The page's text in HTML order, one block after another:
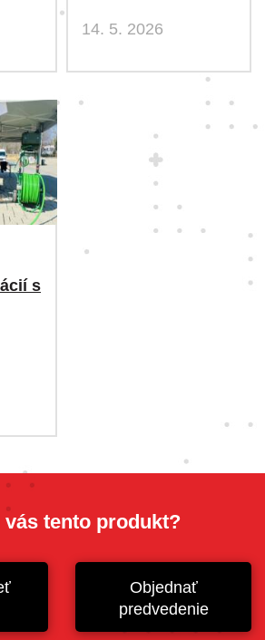
14. 5. 2026
s
vás tento produkt?
Objednať
predvedenie